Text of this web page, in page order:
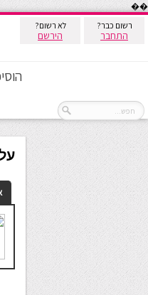
��
רשום כבר?
התחבר
לא רשום?
הירשם